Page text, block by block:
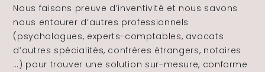
Nous faisons preuve d’inventivité et nous savons
nous entourer d’autres professionnels
(psychologues, experts-comptables, avocats
d’autres spécialités, confrères étrangers, notaires
…) pour trouver une solution sur-mesure, conforme